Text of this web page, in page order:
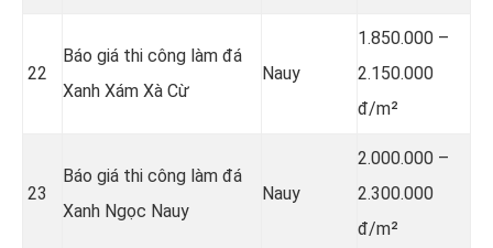
22
Báo giá thi công làm đá
Xanh Xám Xà Cừ
Nauy
1.850.000 –
2.150.000
đ/m²
23
Báo giá thi công làm đá
Xanh Ngọc Nauy
Nauy
2.000.000 –
2.300.000
đ/m²